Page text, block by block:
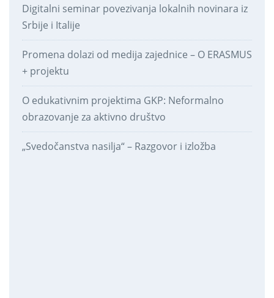
Digitalni seminar povezivanja lokalnih novinara iz
Srbije i Italije
Promena dolazi od medija zajednice – O ERASMUS
+ projektu
O edukativnim projektima GKP: Neformalno
obrazovanje za aktivno društvo
„Svedočanstva nasilja“ – Razgovor i izložba